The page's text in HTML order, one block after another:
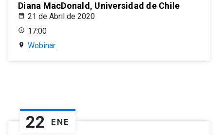
Diana MacDonald, Universidad de Chile
21 de Abril de 2020
17:00
Webinar
22 ENE